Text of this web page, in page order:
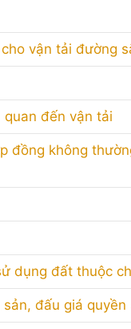
vận tải đường
đến vận tải
đồng không
dụng đất thuộc
đấu giá